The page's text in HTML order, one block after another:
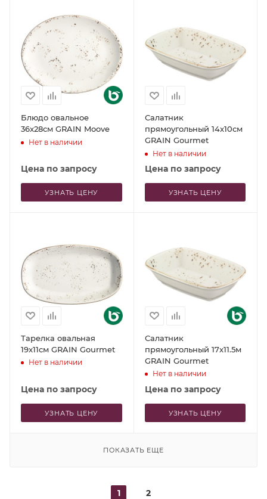
Блюдо овальное
36x28см GRAIN Moove
Нет в наличии
Цена по запросу
УЗНАТЬ ЦЕНУ
Салатник
прямоугольный 14x10см
GRAIN Gourmet
Нет в наличии
Цена по запросу
УЗНАТЬ ЦЕНУ
Тарелка овальная
19x11см GRAIN Gourmet
Нет в наличии
Цена по запросу
УЗНАТЬ ЦЕНУ
Салатник
прямоугольный 17x11.5м
GRAIN Gourmet
Нет в наличии
Цена по запросу
УЗНАТЬ ЦЕНУ
ПОКАЗАТЬ ЕЩЕ
1 2